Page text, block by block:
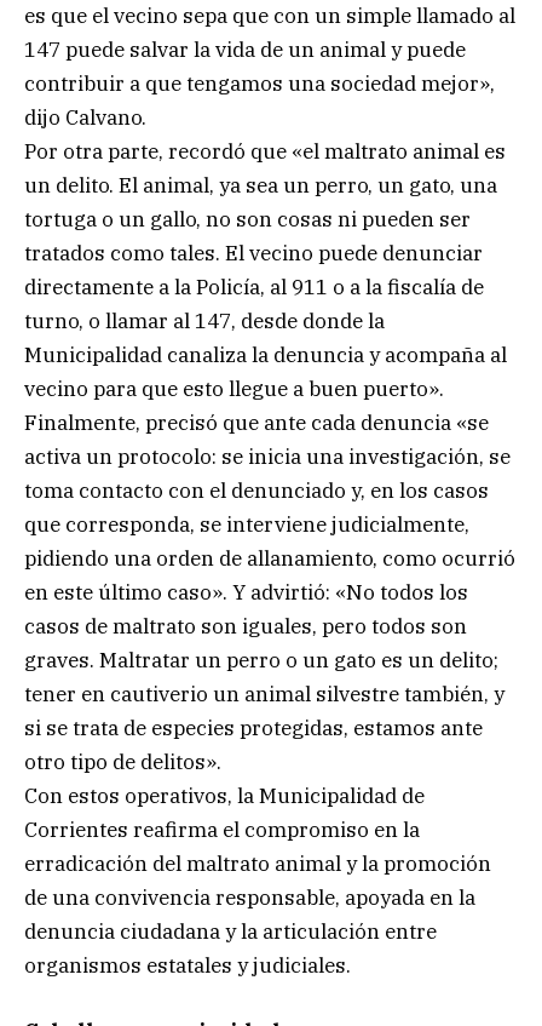
es que el vecino sepa que con un simple llamado al
147 puede salvar la vida de un animal y puede
contribuir a que tengamos una sociedad mejor»,
dijo Calvano.
Por otra parte, recordó que «el maltrato animal es
un delito. El animal, ya sea un perro, un gato, una
tortuga o un gallo, no son cosas ni pueden ser
tratados como tales. El vecino puede denunciar
directamente a la Policía, al 911 o a la fiscalía de
turno, o llamar al 147, desde donde la
Municipalidad canaliza la denuncia y acompaña al
vecino para que esto llegue a buen puerto».
Finalmente, precisó que ante cada denuncia «se
activa un protocolo: se inicia una investigación, se
toma contacto con el denunciado y, en los casos
que corresponda, se interviene judicialmente,
pidiendo una orden de allanamiento, como ocurrió
en este último caso». Y advirtió: «No todos los
casos de maltrato son iguales, pero todos son
graves. Maltratar un perro o un gato es un delito;
tener en cautiverio un animal silvestre también, y
si se trata de especies protegidas, estamos ante
otro tipo de delitos».
Con estos operativos, la Municipalidad de
Corrientes reafirma el compromiso en la
erradicación del maltrato animal y la promoción
de una convivencia responsable, apoyada en la
denuncia ciudadana y la articulación entre
organismos estatales y judiciales.